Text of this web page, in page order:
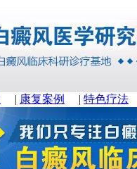
| 康复案例 | 特色疗法